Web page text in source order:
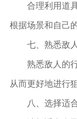
合理利用道具
根据场景和自己
七、熟悉敌人
熟悉敌人的行
从而更好地进行
八、选择适合